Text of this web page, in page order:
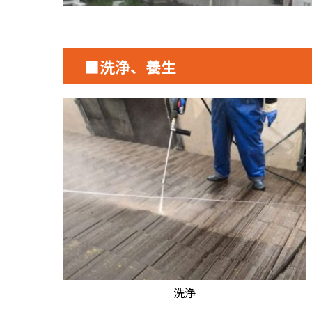
■洗浄、養生
洗浄